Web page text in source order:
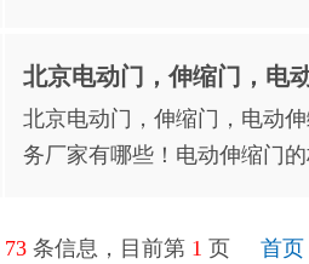
北京电动门，伸缩门，电
北京电动门，伸缩门，电动
务厂家有哪些！电动伸缩门
73 条信息，目前第 1 页 首页